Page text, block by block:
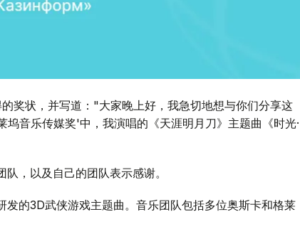
奖状，并写道："大家晚上好，我急切地想与你们分享这
音乐传媒奖'中，我演唱的《天涯明月刀》主题曲《时光·
，以及自己的团队表示感谢。
发的3D武侠游戏主题曲。音乐团队包括多位奥斯卡和格莱